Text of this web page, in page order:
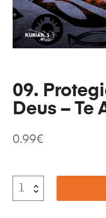
09.
Deus – Te
0.99€